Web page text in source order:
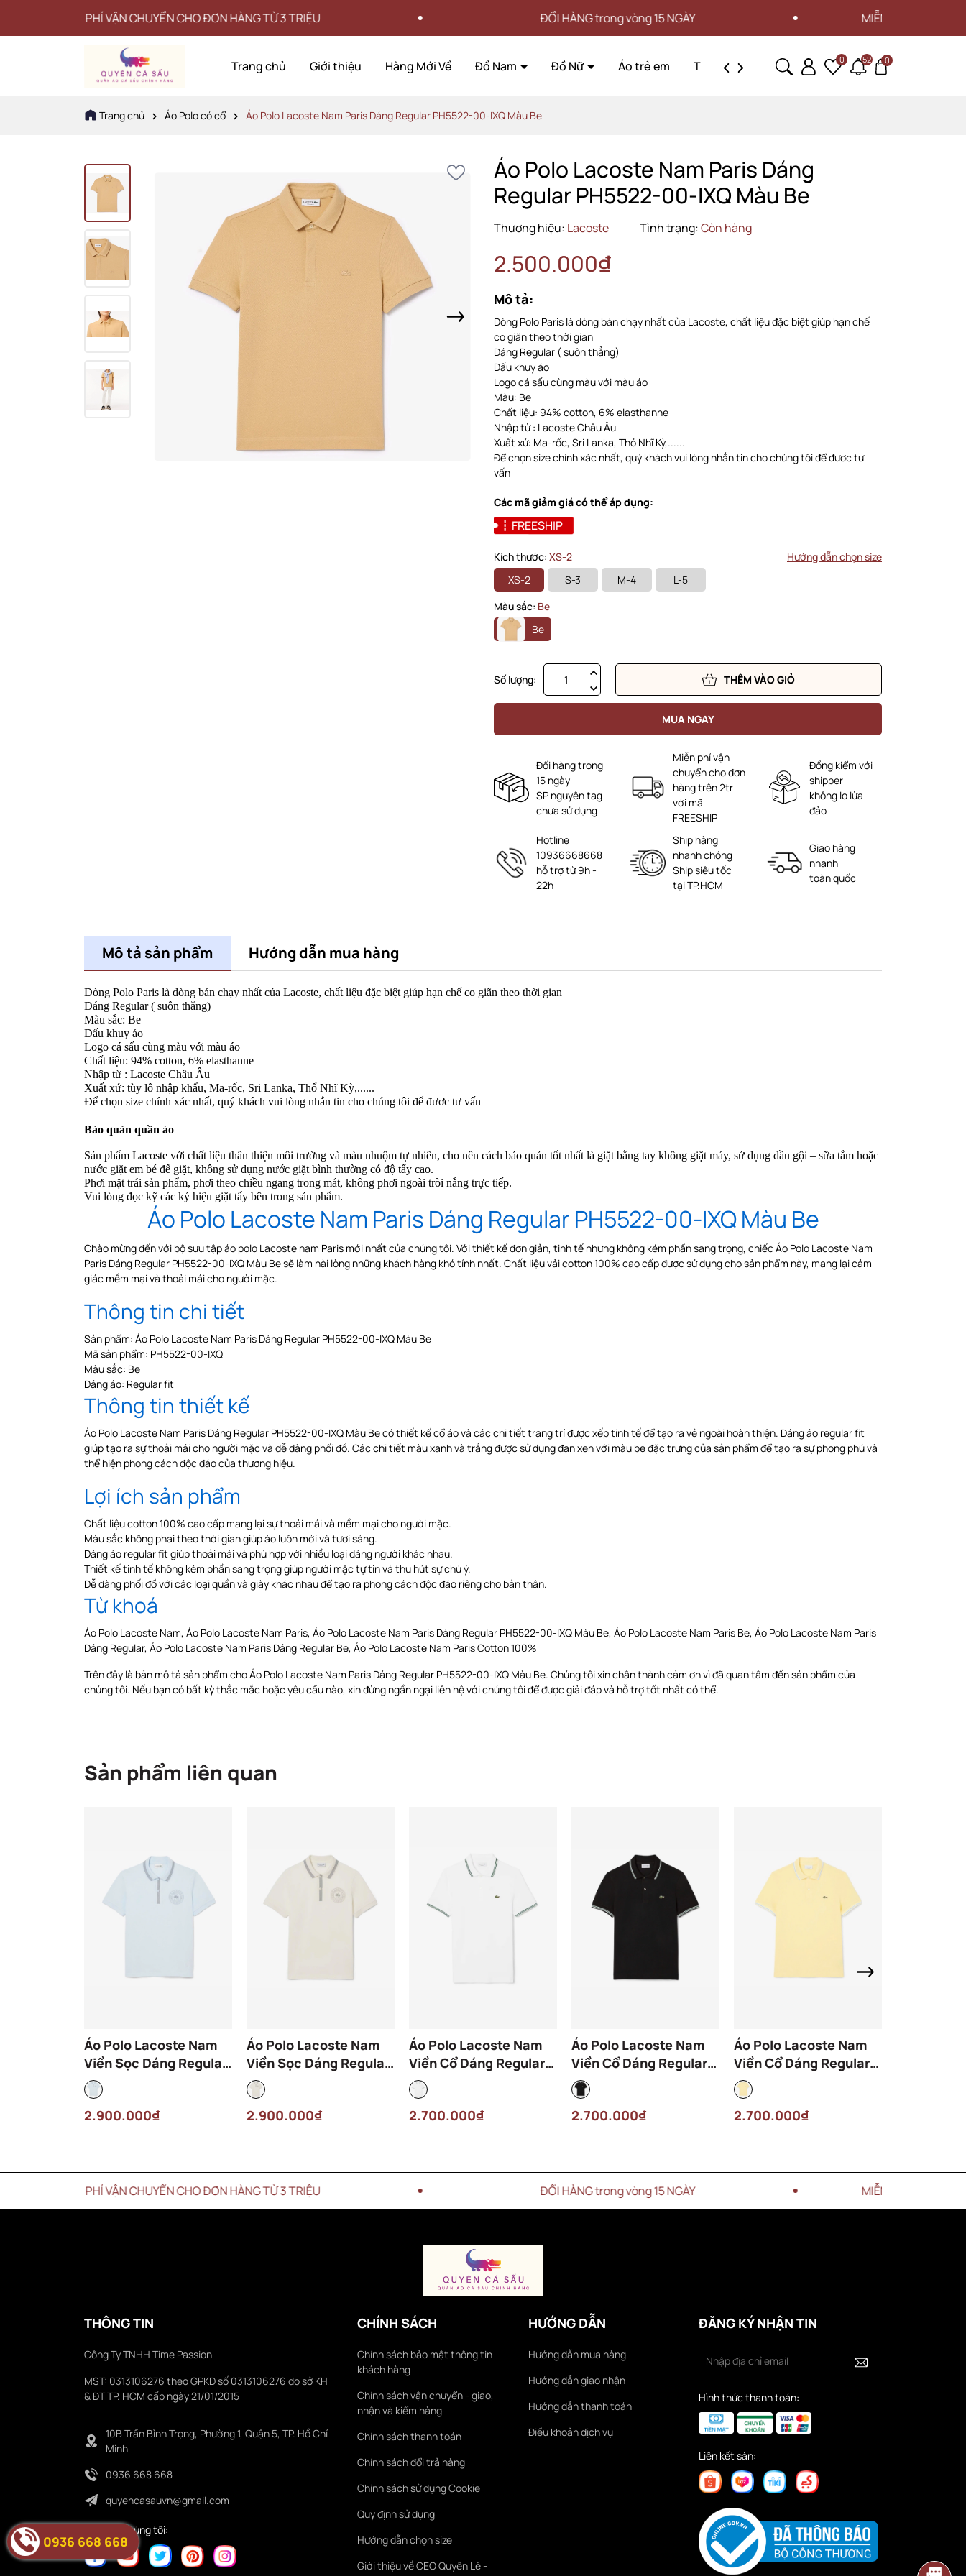
PHÍ VẬN CHUYỂN CHO ĐƠN HÀNG TỪ 3 TRIỆU ĐỔI HÀNG trong vòng 15 NGÀY MIỄN PHÍ VẬN CHUYỂN CHO
Trang chủ Giới thiệu Hàng Mới Về Đồ Nam Đồ Nữ Áo trẻ em Tin tức Liên hệ 0 52 0
Trang chủ Áo Polo có cổ Áo Polo Lacoste Nam Paris Dáng Regular PH5522-00-IXQ Màu Be
Áo Polo Lacoste Nam Paris Dáng
Regular PH5522-00-IXQ Màu Be
Thương hiệu: Lacoste Tình trạng:Còn hàng
2.500.000₫
Mô tả:
Dòng Polo Paris là dòng bán chạy nhất của Lacoste, chất liệu đặc biệt giúp hạn chế
co giãn theo thời gian
Dáng Regular ( suôn thẳng)
Dấu khuy áo
Logo cá sấu cùng màu với màu áo
Màu: Be
Chất liệu: 94% cotton, 6% elasthanne
Nhập từ : Lacoste Châu Âu
Xuất xứ: Ma-rốc, Sri Lanka, Thỏ Nhĩ Kỳ,......
Để chọn size chính xác nhất, quý khách vui lòng nhắn tin cho chúng tôi để đươc tư
vấn
Các mã giảm giá có thể áp dụng:
FREESHIP
Kích thước: XS-2
Hướng dẫn chọn size
XS-2
S-3 M-4
L-5
Màu sắc: Be
Be
Số lượng: THÊM VÀO GIỎ
MUA NGAY
Đổi hàng trong
15 ngày
SP nguyên tag
chưa sử dụng
Miễn phí vận
chuyển cho đơn
hàng trên 2tr
với mã
FREESHIP
Đồng kiểm với
shipper
không lo lừa
đảo
Hotline
10936668668
hỗ trợ từ 9h -
22h
Ship hàng
nhanh chóng
Ship siêu tốc
tại TP.HCM
Giao hàng
nhanh
toàn quốc
Mô tả sản phẩm Hướng dẫn mua hàng
Dòng Polo Paris là dòng bán chạy nhất của Lacoste, chất liệu đặc biệt giúp hạn chế co giãn theo thời gian
Dáng Regular ( suôn thẳng)
Màu sắc: Be
Dấu khuy áo
Logo cá sấu cùng màu với màu áo
Chất liệu: 94% cotton, 6% elasthanne
Nhập từ : Lacoste Châu Âu
Xuất xứ: tùy lô nhập khẩu, Ma-rốc, Sri Lanka, Thổ Nhĩ Kỳ,......
Để chọn size chính xác nhất, quý khách vui lòng nhắn tin cho chúng tôi để đươc tư vấn
Bảo quản quần áo
Sản phẩm Lacoste với chất liệu thân thiện môi trường và màu nhuộm tự nhiên, cho nên cách bảo quản tốt nhất là giặt bằng tay không giặt máy, sử dụng dầu gội – sữa tắm hoặc
nước giặt em bé để giặt, không sử dụng nước giặt bình thường có độ tẩy cao.
Phơi mặt trái sản phẩm, phơi theo chiều ngang trong mát, không phơi ngoài tròi nắng trực tiếp.
Vui lòng đọc kỹ các ký hiệu giặt tẩy bên trong sản phẩm.
Áo Polo Lacoste Nam Paris Dáng Regular PH5522-00-IXQ Màu Be
Chào mừng đến với bộ sưu tập áo polo Lacoste nam Paris mới nhất của chúng tôi. Với thiết kế đơn giản, tinh tế nhưng không kém phần sang trọng, chiếc Áo Polo Lacoste Nam
Paris Dáng Regular PH5522-00-IXQ Màu Be sẽ làm hài lòng những khách hàng khó tính nhất. Chất liệu vải cotton 100% cao cấp được sử dụng cho sản phẩm này, mang lại cảm
giác mềm mại và thoải mái cho người mặc.
Thông tin chi tiết
Sản phẩm: Áo Polo Lacoste Nam Paris Dáng Regular PH5522-00-IXQ Màu Be
Mã sản phẩm: PH5522-00-IXQ
Màu sắc: Be
Dáng áo: Regular fit
Thông tin thiết kế
Áo Polo Lacoste Nam Paris Dáng Regular PH5522-00-IXQ Màu Be có thiết kế cổ áo và các chi tiết trang trí được xếp tinh tế để tạo ra vẻ ngoài hoàn thiện. Dáng áo regular fit
giúp tạo ra sự thoải mái cho người mặc và dễ dàng phối đồ. Các chi tiết màu xanh và trắng được sử dụng đan xen với màu be đặc trưng của sản phẩm để tạo ra sự phong phú và
thể hiện phong cách độc đáo của thương hiệu.
Lợi ích sản phẩm
Chất liệu cotton 100% cao cấp mang lại sự thoải mái và mềm mại cho người mặc.
Màu sắc không phai theo thời gian giúp áo luôn mới và tươi sáng.
Dáng áo regular fit giúp thoải mái và phù hợp với nhiều loại dáng người khác nhau.
Thiết kế tinh tế không kém phần sang trọng giúp người mặc tự tin và thu hút sự chú ý.
Dễ dàng phối đồ với các loại quần và giày khác nhau để tạo ra phong cách độc đáo riêng cho bản thân.
Từ khoá
Áo Polo Lacoste Nam, Áo Polo Lacoste Nam Paris, Áo Polo Lacoste Nam Paris Dáng Regular PH5522-00-IXQ Màu Be, Áo Polo Lacoste Nam Paris Be, Áo Polo Lacoste Nam Paris
Dáng Regular, Áo Polo Lacoste Nam Paris Dáng Regular Be, Áo Polo Lacoste Nam Paris Cotton 100%
Trên đây là bản mô tả sản phẩm cho Áo Polo Lacoste Nam Paris Dáng Regular PH5522-00-IXQ Màu Be. Chúng tôi xin chân thành cảm ơn vì đã quan tâm đến sản phẩm của
chúng tôi. Nếu bạn có bất kỳ thắc mắc hoặc yêu cầu nào, xin đừng ngần ngại liên hệ với chúng tôi để được giải đáp và hỗ trợ tốt nhất có thể.
Sản phẩm liên quan
Áo Polo Lacoste Nam
Viền Sọc Dáng Regular
PH9960-00-T01 Màu
Xanh Nhạt
2.900.000₫
Áo Polo Lacoste Nam
Viền Sọc Dáng Regular
PH9960-00-ARS Màu
Kem
2.900.000₫
Áo Polo Lacoste Nam
Viền Cổ Dáng Regular
PH9875-00-001 Màu
Trắng
2.700.000₫
Áo Polo Lacoste Nam
Viền Cổ Dáng Regular
PH9875-00-031 Màu
Đen
2.700.000₫
Áo Polo Lacoste Nam
Viền Cổ Dáng Regular
PH9875-00-107 Màu
Vàng
2.700.000₫
PHÍ VẬN CHUYỂN CHO ĐƠN HÀNG TỪ 3 TRIỆU ĐỔI HÀNG trong vòng 15 NGÀY MIỄN PHÍ VẬN CHUYỂN CHO
THÔNG TIN
Công Ty TNHH Time Passion
MST: 0313106276 theo GPKD số 0313106276 do sở KH
& ĐT TP. HCM cấp ngày 21/01/2015
10B Trần Bình Trọng, Phường 1, Quận 5, TP. Hồ Chí
Minh
0936 668 668
quyencasauvn@gmail.com
Folower chúng tôi:
CHÍNH SÁCH
Chính sách bảo mật thông tin
khách hàng
Chính sách vận chuyển - giao,
nhận và kiểm hàng
Chính sách thanh toán
Chính sách đổi trả hàng
Chính sách sử dụng Cookie
Quy định sử dụng
Hướng dẫn chọn size
Giới thiệu về CEO Quyên Lê -
HƯỚNG DẪN
Hướng dẫn mua hàng
Hướng dẫn giao nhận
Hướng dẫn thanh toán
Điều khoản dịch vụ
ĐĂNG KÝ NHẬN TIN
Hình thức thanh toán:
Liên kết sàn:
0936 668 668